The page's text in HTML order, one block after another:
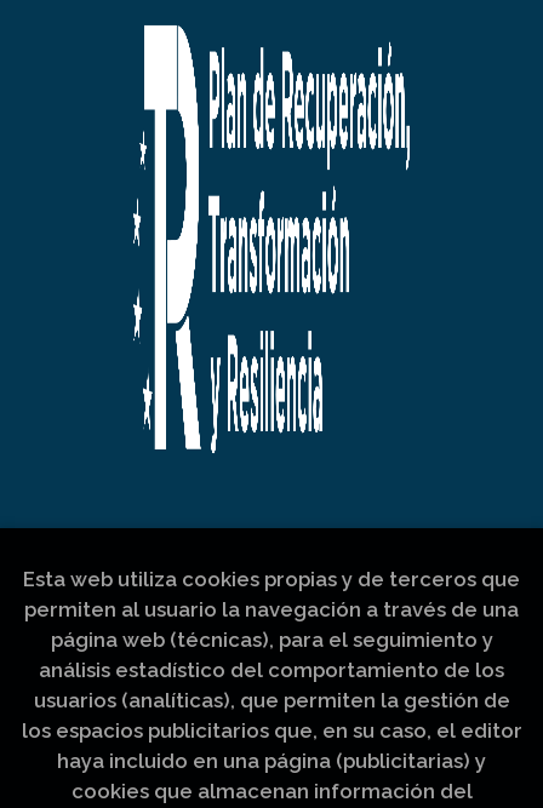
Esta web utiliza cookies propias y de terceros que
permiten al usuario la navegación a través de una
página web (técnicas), para el seguimiento y
análisis estadístico del comportamiento de los
usuarios (analíticas), que permiten la gestión de
los espacios publicitarios que, en su caso, el editor
haya incluido en una página (publicitarias) y
cookies que almacenan información del